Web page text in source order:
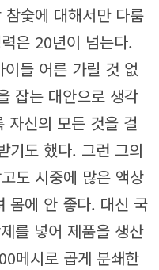
숯에 대해서만 다룸
은 20년이 넘는다.
들 어른 가릴 것 없
잡는 대안으로 생각
자신의 모든 것을 걸
기도 했다. 그런 그의
도 시중에 많은 액상
몸에 안 좋다. 대신 국
를 넣어 제품을 생산
메시로 곱게 분쇄한